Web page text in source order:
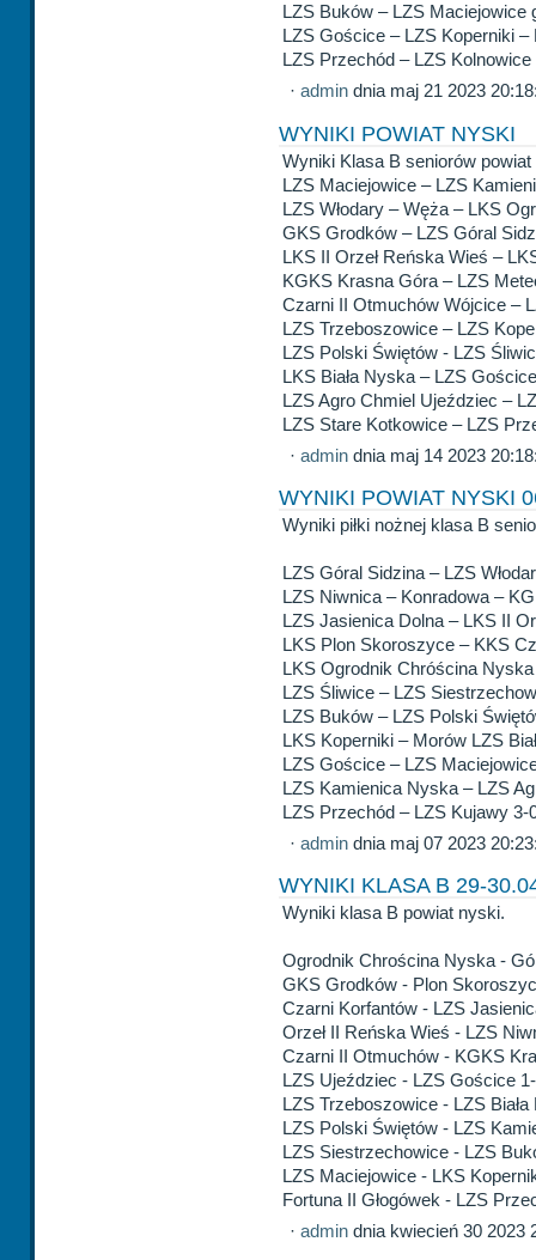
LZS Buków – LZS Maciejowice
LZS Gościce – LZS Koperniki –
LZS Przechód – LZS Kolnowice
· admin dnia maj 21 2023
WYNIKI POWIAT NYSKI
Wyniki Klasa B seniorów
LZS Maciejowice – LZS
LZS Włodary – Węża – LKS
GKS Grodków – LZS Góral
LKS II Orzeł Reńska Wieś –
KGKS Krasna Góra – LZS
Czarni II Otmuchów Wójcice –
LZS Trzeboszowice – LZS
LZS Polski Świętów - LZS
LKS Biała Nyska – LZS
LZS Agro Chmiel Ujeździec –
LZS Stare Kotkowice – LZS
· admin dnia maj 14 2023
WYNIKI POWIAT NYSKI
Wyniki piłki nożnej klasa B
LZS Góral Sidzina – LZS
LZS Niwnica – Konradowa –
LZS Jasienica Dolna – LKS II
LKS Plon Skoroszyce – KKS
LKS Ogrodnik Chróścina
LZS Śliwice – LZS
LZS Buków – LZS Polski
LKS Koperniki – Morów LZS
LZS Gościce – LZS
LZS Kamienica Nyska – LZS
LZS Przechód – LZS Kujawy 3-
· admin dnia maj 07 2023
WYNIKI KLASA B 29-
Wyniki klasa B powiat nyski.
Ogrodnik Chrościna Nyska -
GKS Grodków - Plon
Czarni Korfantów - LZS
Orzeł II Reńska Wieś - LZS
Czarni II Otmuchów - KGKS
LZS Ujeździec - LZS Gościce
LZS Trzeboszowice - LZS
LZS Polski Świętów - LZS
LZS Siestrzechowice - LZS
LZS Maciejowice - LKS
Fortuna II Głogówek - LZS
· admin dnia kwiecień 30 2023